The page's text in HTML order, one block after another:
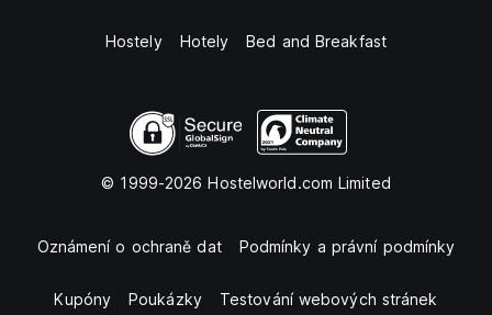
Hostely Hotely Bed and Breakfast
© 1999-2026 Hostelworld.com Limited
Oznámení o ochraně dat Podmínky a právní podmínky
Kupóny Poukázky Testování webových stránek